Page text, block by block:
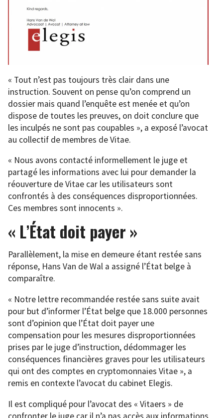
« Tout n’est pas toujours très clair dans une
instruction. Souvent on pense qu’on comprend un
dossier mais quand l’enquête est menée et qu’on
dispose de toutes les preuves, on doit conclure que
les inculpés ne sont pas coupables », a exposé l’avocat
au collectif de membres de Vitae.
« Nous avons contacté informellement le juge et
partagé les informations avec lui pour demander la
réouverture de Vitae car les utilisateurs sont
confrontés à des conséquences disproportionnées.
Ces membres sont innocents ».
« L’État doit payer »
Parallèlement, la mise en demeure étant restée sans
réponse, Hans Van de Wal a assigné l’État belge à
comparaître.
« Notre lettre recommandée restée sans suite avait
pour but d’informer l’État belge que 18.000 personnes
sont d’opinion que l’État doit payer une
compensation pour les mesures disproportionnées
prises par le juge d’instruction, dédommager les
conséquences financières graves pour les utilisateurs
qui ont des comptes en cryptomonnaies Vitae », a
remis en contexte l’avocat du cabinet Elegis.
Il est compliqué pour l’avocat des « Vitaers » de
confronter le juge car il n’a pas accès aux informations